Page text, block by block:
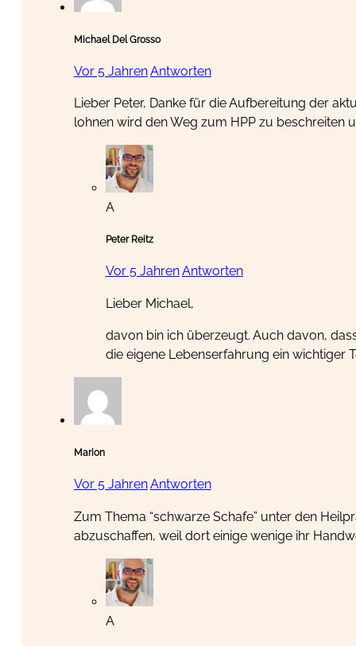
Michael Del Grosso
Vor 5 JahrenAntworten
Lieber Peter, Danke für die Aufbereitung der
lohnen wird den Weg zum HPP zu beschreiten
A
Peter Reitz
Vor 5 JahrenAntworten
Lieber Michael,
davon bin ich überzeugt. Auch davon,
die eigene Lebenserfahrung ein wichtiger
Marion
Vor 5 JahrenAntworten
Zum Thema “schwarze Schafe” unter den
abzuschaffen, weil dort einige wenige ihr
A